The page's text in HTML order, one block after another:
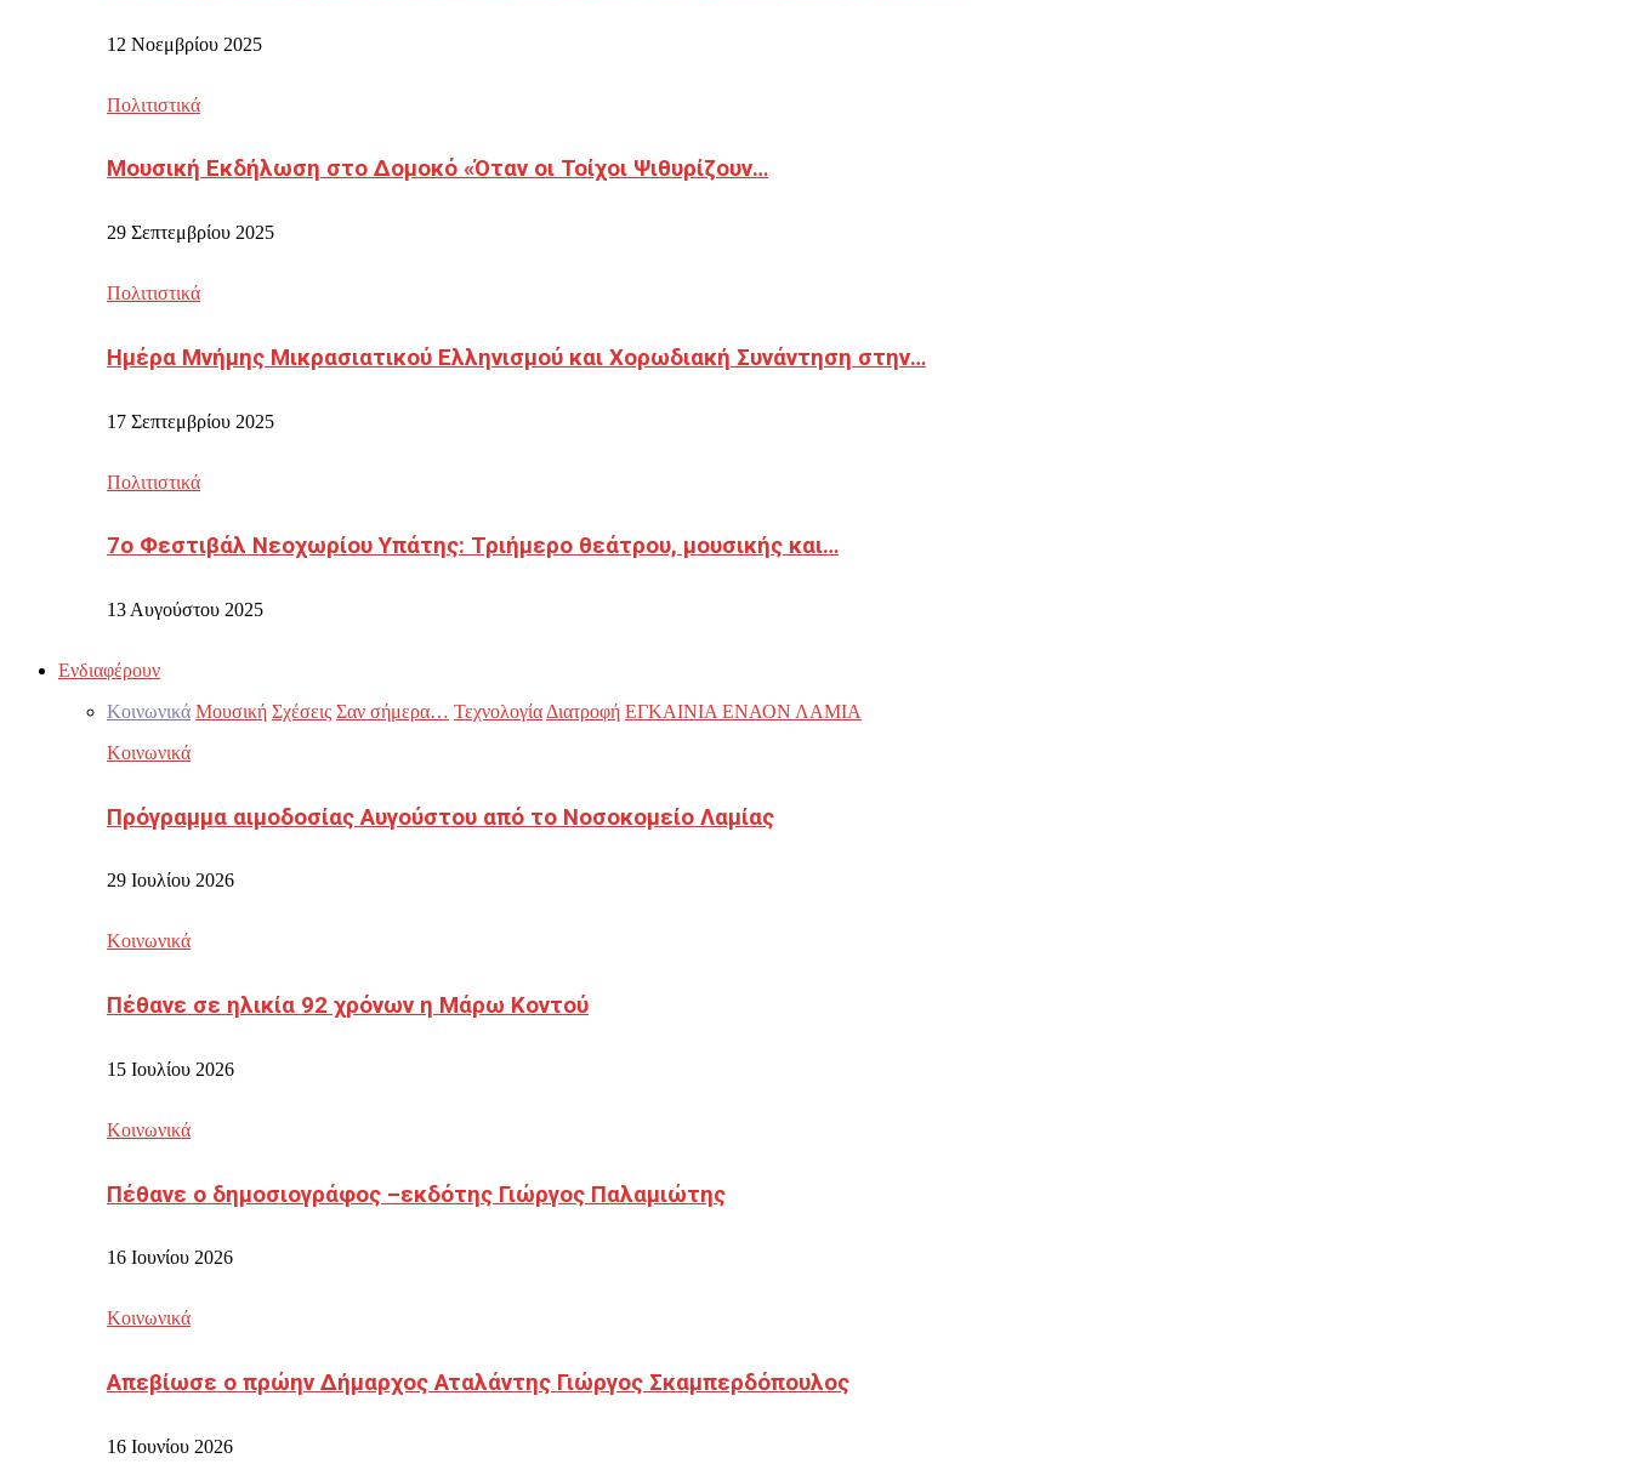
12 Νοεμβρίου 2025
Πολιτιστικά
Μουσική Εκδήλωση στο Δομοκό «Όταν οι Τοίχοι Ψιθυρίζουν…
29 Σεπτεμβρίου 2025
Πολιτιστικά
Ημέρα Μνήμης Μικρασιατικού Ελληνισμού και Χορωδιακή Συνάντηση στην…
17 Σεπτεμβρίου 2025
Πολιτιστικά
7ο Φεστιβάλ Νεοχωρίου Υπάτης: Τριήμερο θεάτρου, μουσικής και…
13 Αυγούστου 2025
Ενδιαφέρουν
Κοινωνικά Μουσική Σχέσεις Σαν σήμερα… Τεχνολογία Διατροφή ΕΓΚΑΙΝΙΑ ΕΝΑΟΝ ΛΑΜΙΑ
Κοινωνικά
Πρόγραμμα αιμοδοσίας Αυγούστου από το Νοσοκομείο Λαμίας
29 Ιουλίου 2026
Κοινωνικά
Πέθανε σε ηλικία 92 χρόνων η Μάρω Κοντού
15 Ιουλίου 2026
Κοινωνικά
Πέθανε ο δημοσιογράφος –εκδότης Γιώργος Παλαμιώτης
16 Ιουνίου 2026
Κοινωνικά
Απεβίωσε ο πρώην Δήμαρχος Αταλάντης Γιώργος Σκαμπερδόπουλος
16 Ιουνίου 2026